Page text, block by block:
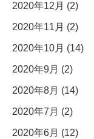
2020年12月 (2)
2020年11月 (2)
2020年10月 (14)
2020年9月 (2)
2020年8月 (14)
2020年7月 (2)
2020年6月 (12)